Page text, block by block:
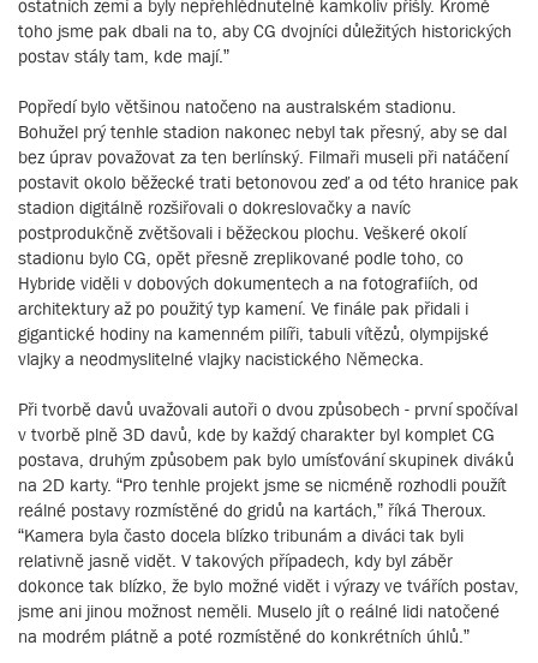
ostatních zemí a byly nepřehlédnutelné kamkoliv přišly. Kromě
toho jsme pak dbali na to, aby CG dvojníci důležitých historických
postav stály tam, kde mají.”
Popředí bylo většinou natočeno na australském stadionu.
Bohužel prý tenhle stadion nakonec nebyl tak přesný, aby se dal
bez úprav považovat za ten berlínský. Filmaři museli při natáčení
postavit okolo běžecké trati betonovou zeď a od této hranice pak
stadion digitálně rozšiřovali o dokreslovačky a navíc
postprodukčně zvětšovali i běžeckou plochu. Veškeré okolí
stadionu bylo CG, opět přesně zreplikované podle toho, co
Hybride viděli v dobových dokumentech a na fotografiích, od
architektury až po použitý typ kamení. Ve finále pak přidali i
gigantické hodiny na kamenném pilíři, tabuli vítězů, olympijské
vlajky a neodmyslitelné vlajky nacistického Německa.
Při tvorbě davů uvažovali autoři o dvou způsobech - první spočíval
v tvorbě plně 3D davů, kde by každý charakter byl komplet CG
postava, druhým způsobem pak bylo umísťování skupinek diváků
na 2D karty. “Pro tenhle projekt jsme se nicméně rozhodli použít
reálné postavy rozmístěné do gridů na kartách,” říká Theroux.
“Kamera byla často docela blízko tribunám a diváci tak byli
relativně jasně vidět. V takových případech, kdy byl záběr
dokonce tak blízko, že bylo možné vidět i výrazy ve tvářích postav,
jsme ani jinou možnost neměli. Muselo jít o reálné lidi natočené
na modrém plátně a poté rozmístěné do konkrétních úhlů.”